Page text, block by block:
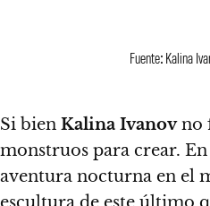
Fuente: Kalina
Si bien Kalina Ivanovno
monstruos para crear.
aventura nocturna en el